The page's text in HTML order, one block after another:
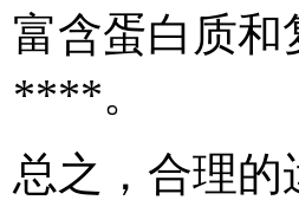
富含蛋白质和
****。
总之，合理